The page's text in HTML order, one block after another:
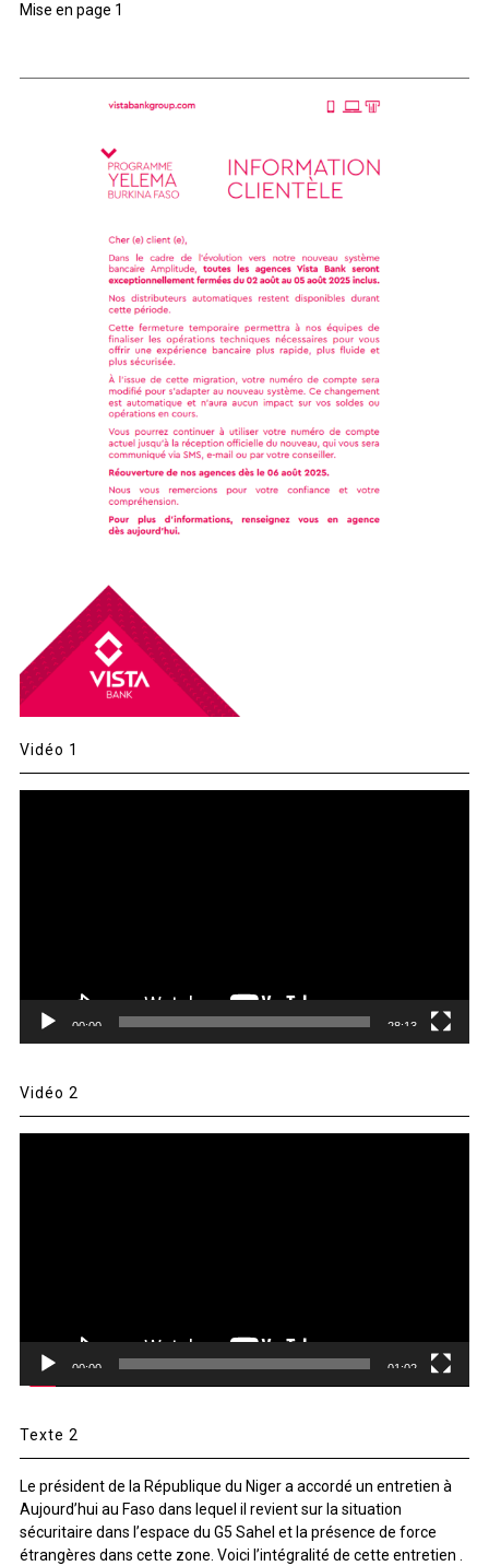
Mise en page 1
Vidéo 1
00:00 28:13
Vidéo 2
00:00 01:02
Texte 2
Le président de la République du Niger a accordé un entretien à
Aujourd’hui au Faso dans lequel il revient sur la situation
sécuritaire dans l’espace du G5 Sahel et la présence de force
étrangères dans cette zone. Voici l’intégralité de cette entretien .